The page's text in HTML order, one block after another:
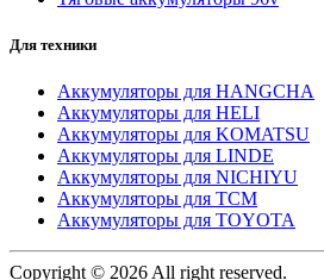
Для техники
Аккумуляторы для HANGCHA
Аккумуляторы для HELI
Аккумуляторы для KOMATSU
Аккумуляторы для LINDE
Аккумуляторы для NICHIYU
Аккумуляторы для TCM
Аккумуляторы для TOYOTA
Copyright © 2026 All right reserved.